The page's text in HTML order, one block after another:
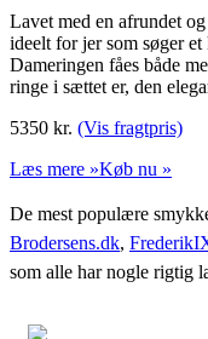
Lavet med en afrundet
ideelt for jer som søger
Dameringen fåes både
ringe i sættet er, den
5350 kr. (Vis fragtpris)
Læs mere »Køb nu »
De mest populære
Brodersens.dk,
som alle har nogle rigtig